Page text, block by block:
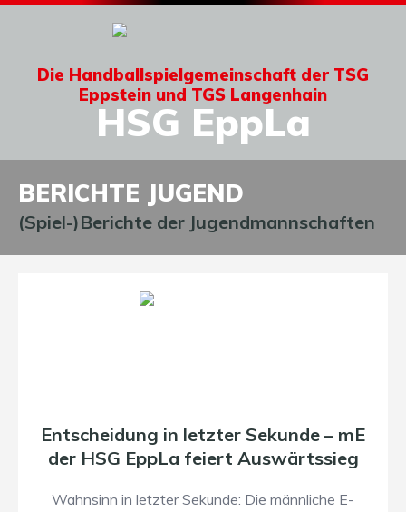
Die Handballspielgemeinschaft der TSG
Eppstein und TGS Langenhain
HSG EppLa
BERICHTE JUGEND
(Spiel-)Berichte der Jugendmannschaften
Entscheidung in letzter Sekunde – mE
der HSG EppLa feiert Auswärtssieg
Wahnsinn in letzter Sekunde: Die männliche E-